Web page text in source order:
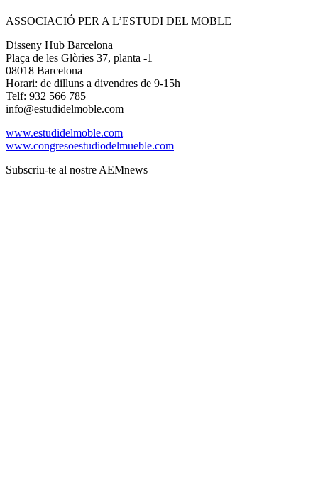
ASSOCIACIÓ PER A L’ESTUDI DEL MOBLE
Disseny Hub Barcelona
Plaça de les Glòries 37, planta -1
08018 Barcelona
Horari: de dilluns a divendres de 9-15h
Telf: 932 566 785
info@estudidelmoble.com
www.estudidelmoble.com
www.congresoestudiodelmueble.com
Subscriu-te al nostre AEMnews